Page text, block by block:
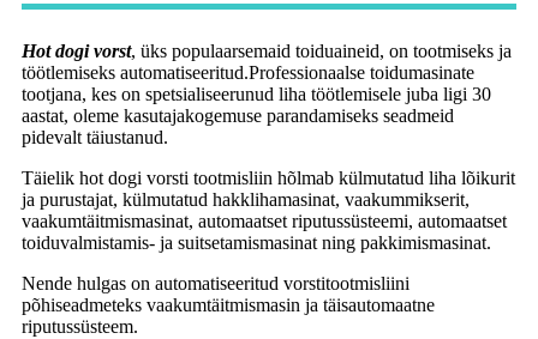
Hot dogi vorst, üks populaarsemaid toiduaineid, on tootmiseks ja
töötlemiseks automatiseeritud.Professionaalse toidumasinate
tootjana, kes on spetsialiseerunud liha töötlemisele juba ligi 30
aastat, oleme kasutajakogemuse parandamiseks seadmeid
pidevalt täiustanud.
Täielik hot dogi vorsti tootmisliin hõlmab külmutatud liha lõikurit
ja purustajat, külmutatud hakklihamasinat, vaakummikserit,
vaakumtäitmismasinat, automaatset riputussüsteemi, automaatset
toiduvalmistamis- ja suitsetamismasinat ning pakkimismasinat.
Nende hulgas on automatiseeritud vorstitootmisliini
põhiseadmeteks vaakumtäitmismasin ja täisautomaatne
riputussüsteem.